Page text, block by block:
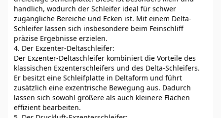
handlich, wodurch der Schleifer ideal für schwer
zugängliche Bereiche und Ecken ist. Mit einem Delta-
Schleifer lassen sich insbesondere beim Feinschliff
präzise Ergebnisse erzielen.
4. Der Exzenter-Deltaschleifer:
Der Exzenter-Deltaschleifer kombiniert die Vorteile des
klassischen Exzenterschleifers und des Delta-Schleifers.
Er besitzt eine Schleifplatte in Deltaform und führt
zusätzlich eine exzentrische Bewegung aus. Dadurch
lassen sich sowohl größere als auch kleinere Flächen
effizient bearbeiten.